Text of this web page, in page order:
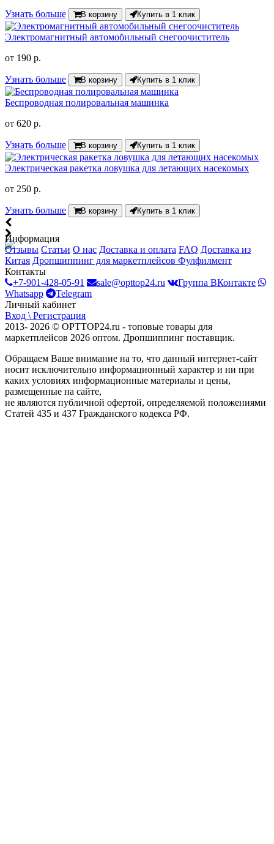
Узнать больше В корзину Купить в 1 клик
Электромагнитный автомобильный снегоочиститель
от 190 р.
Узнать больше В корзину Купить в 1 клик
Беспроводная полировальная машинка
от 620 р.
Узнать больше В корзину Купить в 1 клик
Электрическая ракетка ловушка для летающих насекомых
от 250 р.
Узнать больше В корзину Купить в 1 клик
Информация
Отзывы Статьи О нас Доставка и оплата FAQ Доставка из
Китая Дропшиппинг для маркетплейсов Фулфилмент
Контакты
+7-901-428-05-91
sale@opttop24.ru
Группа ВКонтакте
Whatsapp
Telegram
Личный кабинет
Вход \ Регистрация
2013- 2026 © OPTTOP24.ru - топовые товары для
маркетплейсов 2026 оптом. Дропшиппинг поставщик.
Обращаем Ваше внимание на то, что данный интернет-сайт
носит исключительно информационный характер и ни при
каких условиях информационные материалы и цены,
размещенные на сайте,
не являются публичной офертой, определяемой положениями
Статей 435 и 437 Гражданского кодекса РФ.